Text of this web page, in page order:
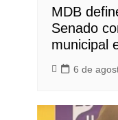
MDB
Senado
municipal
6 de